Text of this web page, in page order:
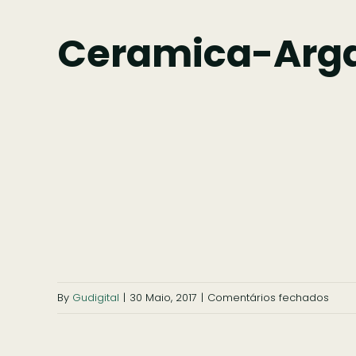
Ceramica-
By Gudigital | 30 Maio, 2017 | Comentários fechados